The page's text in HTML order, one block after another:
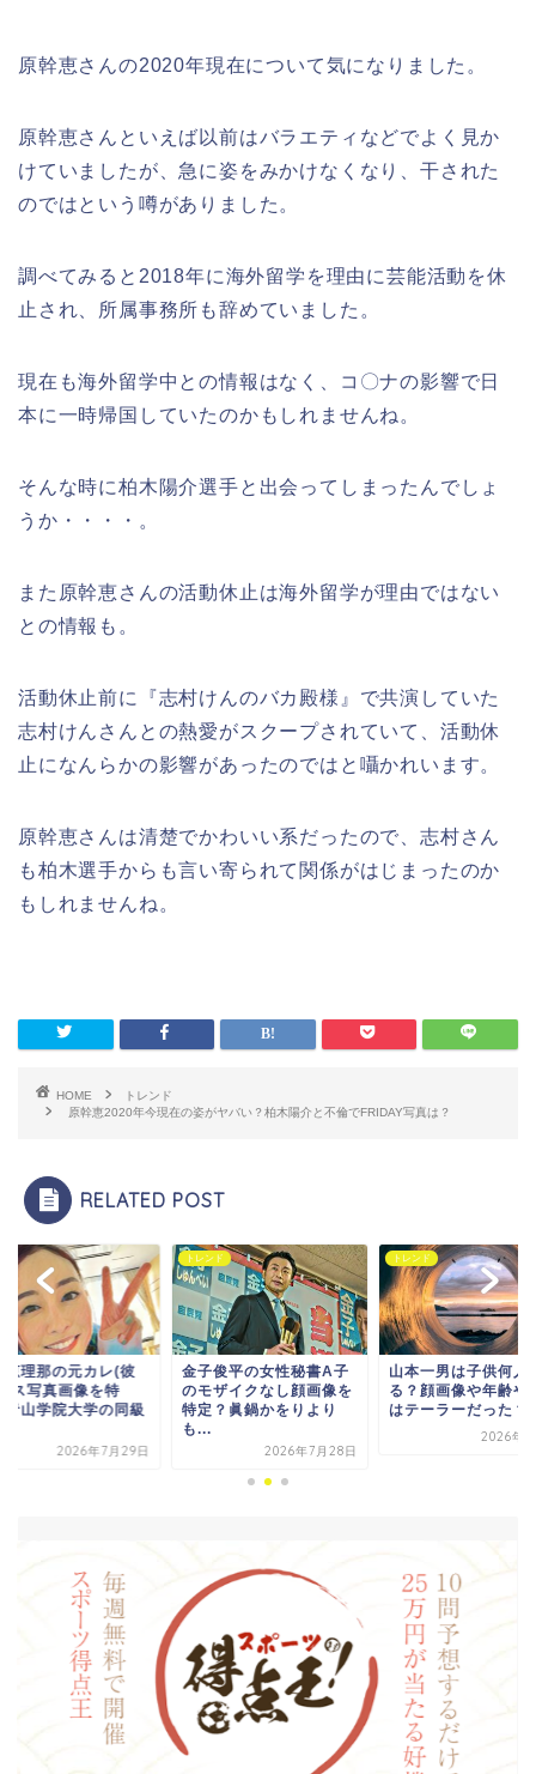
原幹恵さんの2020年現在について気になりました。
原幹恵さんといえば以前はバラエティなどでよく見か
けていましたが、急に姿をみかけなくなり、干された
のではという噂がありました。
調べてみると2018年に海外留学を理由に芸能活動を休
止され、所属事務所も辞めていました。
現在も海外留学中との情報はなく、コ〇ナの影響で日
本に一時帰国していたのかもしれませんね。
そんな時に柏木陽介選手と出会ってしまったんでしょ
うか・・・・。
また原幹恵さんの活動休止は海外留学が理由ではない
との情報も。
活動休止前に『志村けんのバカ殿様』で共演していた
志村けんさんとの熱愛がスクープされていて、活動休
止になんらかの影響があったのではと囁かれいます。
原幹恵さんは清楚でかわいい系だったので、志村さん
も柏木選手からも言い寄られて関係がはじまったのか
もしれませんね。
HOME
トレンド
原幹恵2020年今現在の姿がヤバい？柏木陽介と不倫でFRIDAY写真は？
RELATED POST
俊平の女性秘書A子
ザイクなし顔画像を
？眞鍋かをりより
2026年7月28日
トレンド
山本一男は子供何人い
る？顔画像や年齢や職業
はテーラーだった？
芸能人
新井恵理那の元カレ
氏)キス写真画像を特
定？青山学院大学の